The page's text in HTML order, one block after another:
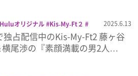
Huluオリジナル
Kis‐My‐Ft２
横尾渉 藤ヶ谷太輔
2025.6.13
独占配信中のKis-My-Ft2 藤ヶ谷
横尾渉の『素顔満載の男2人…